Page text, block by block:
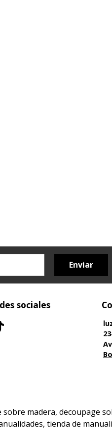
Enviar
sociales
madera, decoupage
tienda de